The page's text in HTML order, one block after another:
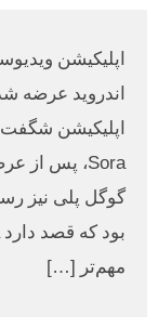
اندروید عرضه
اپلیکیشن
مهم‌تر […]